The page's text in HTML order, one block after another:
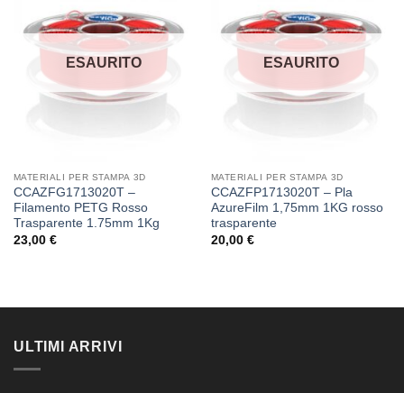
dei
desideri
ESAURITO
MATERIALI PER STAMPA 3D
CCAZFG1713020T –
Filamento PETG Rosso
Trasparente 1.75mm 1Kg
23,00 €
dei
desideri
ESAURITO
MATERIALI PER STAMPA 3D
CCAZFP1713020T – Pla
AzureFilm 1,75mm 1KG rosso
trasparente
20,00 €
ULTIMI ARRIVI